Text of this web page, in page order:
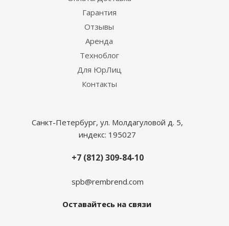
Гарантия
Отзывы
Аренда
Техноблог
Для ЮрЛиц
Контакты
Санкт-Петербург, ул. Молдагуловой д. 5,
индекс: 195027
+7 (812) 309-84-10
spb@rembrend.com
Оставайтесь на связи